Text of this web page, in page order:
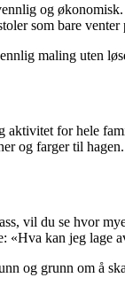
og
som bare venter
maling uten
for hele
og farger til hagen.
vil du se hvor
«Hva kan jeg lage
og grunn om å